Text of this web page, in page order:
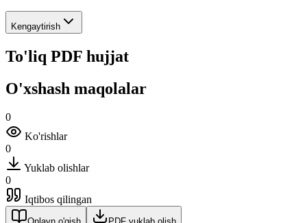
Kengaytirish
To'liq PDF hujjat
O'xshash maqolalar
0
Ko'rishlar
0
Yuklab olishlar
0
Iqtibos qilingan